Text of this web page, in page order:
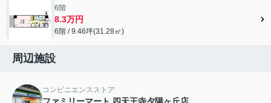
6階
8.3万円
6階 / 9.46坪(31.28㎡)
周辺施設
コンビニエンスストア